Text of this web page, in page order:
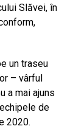
Slăvei, în
un traseu
– vârful
a mai ajuns
de
2020.